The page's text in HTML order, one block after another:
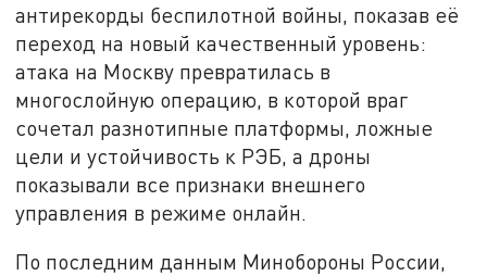
антирекорды беспилотной войны, показав её
переход на новый качественный уровень:
атака на Москву превратилась в
многослойную операцию, в которой враг
сочетал разнотипные платформы, ложные
цели и устойчивость к РЭБ, а дроны
показывали все признаки внешнего
управления в режиме онлайн.
По последним данным Минобороны России,